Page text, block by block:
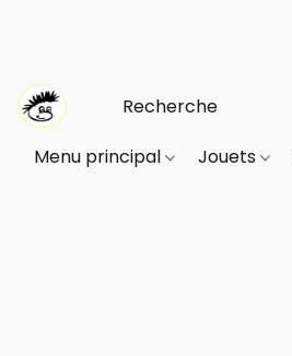
Menu principal Jouets